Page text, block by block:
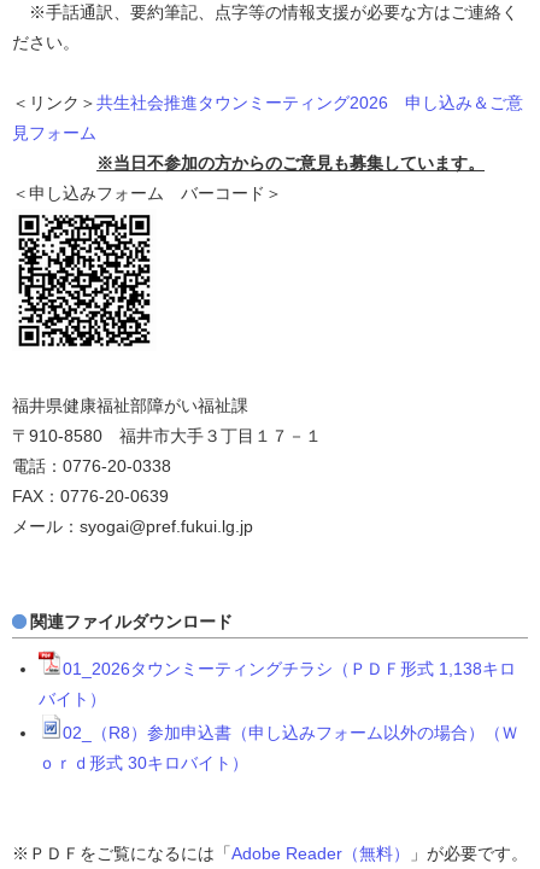
※手話通訳、要約筆記、点字等の情報支援が必要な方はご連絡く
ださい。
＜リンク＞共生社会推進タウンミーティング2026 申し込み＆ご意
見フォーム
※当日不参加の方からのご意見も募集しています。
＜申し込みフォーム バーコード＞
福井県健康福祉部障がい福祉課
〒910-8580 福井市大手３丁目１７－１
電話：0776‐20‐0338
FAX：0776-20-0639
メール：syogai@pref.fukui.lg.jp
関連ファイルダウンロード
01_2026タウンミーティングチラシ（ＰＤＦ形式 1,138キロ
バイト）
02_（R8）参加申込書（申し込みフォーム以外の場合）（Ｗ
ｏｒｄ形式 30キロバイト）
※ＰＤＦをご覧になるには「Adobe Reader（無料） 」が必要です。